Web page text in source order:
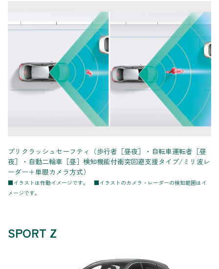
プリクラッシュセーフティ（歩行者［昼夜］・自転車運転者［昼
夜］・自動二輪車［昼］検知機能付衝突回避支援タイプ/ミリ波レ
ーダー＋単眼カメラ方式）
■イラストは作動イメージです。 ■イラストのカメラ・レーダーの検知範囲はイ
メージです。
SPORT Z